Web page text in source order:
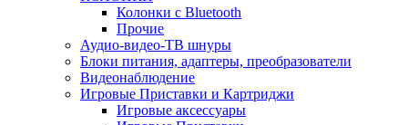
Колонки с Bluetooth
Прочие
Аудио-видео-ТВ шнуры
Блоки питания, адаптеры, преобразователи
Видеонаблюдение
Игровые Приставки и Картриджи
Игровые аксессуары